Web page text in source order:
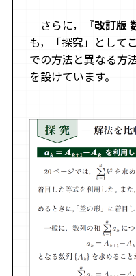
さらに，『改訂版
も，「探究」として
での方法と異なる方
を設けています。